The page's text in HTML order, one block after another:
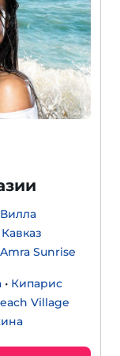
Кавказ
Amra Sunrise
• Кипарис
Village